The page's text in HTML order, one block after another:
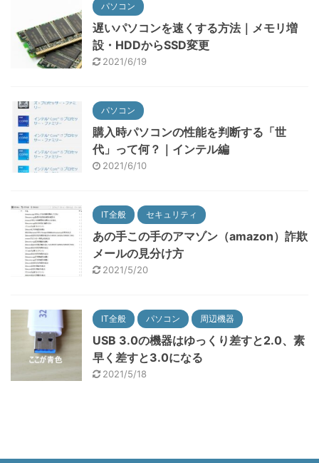
パソコン
遅いパソコンを速くする方法｜メモリ増
設・HDDからSSD変更
2021/6/19
パソコン
購入時パソコンの性能を判断する「世
代」って何？｜インテル編
2021/6/10
IT全般 セキュリティ
あの手この手のアマゾン（amazon）詐欺
メールの見分け方
2021/5/20
IT全般 パソコン 周辺機器
USB 3.0の機器はゆっくり差すと2.0、素
早く差すと3.0になる
2021/5/18